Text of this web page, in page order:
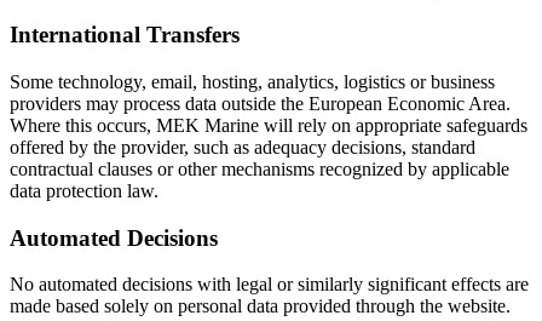
International Transfers
Some technology, email, hosting, analytics, logistics or business
providers may process data outside the European Economic Area.
Where this occurs, MEK Marine will rely on appropriate safeguards
offered by the provider, such as adequacy decisions, standard
contractual clauses or other mechanisms recognized by applicable
data protection law.
Automated Decisions
No automated decisions with legal or similarly significant effects are
made based solely on personal data provided through the website.